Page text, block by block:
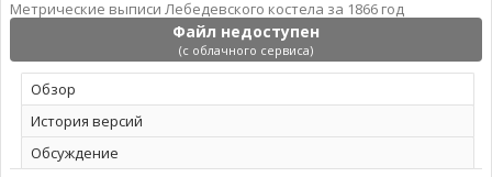
Файл недоступен
(с облачного сервиса)
Метрические выписи Лебедевского костела за 1866 год
Обзoр
История версий
Обсуждение